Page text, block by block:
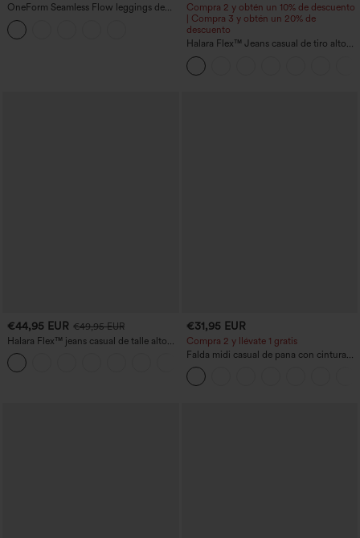
OneForm Seamless Flow leggings de
yoga de talle alto con control abdominal
y realce de glúteos
Compra 2 y obtén un 10% de descuento
| Compra 3 y obtén un 20% de
descuento
Halara Flex™ Jeans casual de tiro alto
con control abdominal, pernera ancha y
bolsillos
€44,95 EUR €49,95 EUR
Halara Flex™ jeans casual de talle alto
con bolsillos, pierna recta y lavados
€31,95 EUR
Compra 2 y llévate 1 gratis
Falda midi casual de pana con cintura
media y bolsillo lateral frontal con
solapa